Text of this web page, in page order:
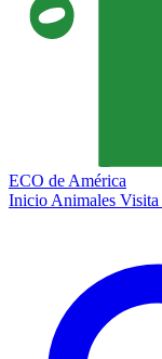
ECO de América
Inicio Animales Visita